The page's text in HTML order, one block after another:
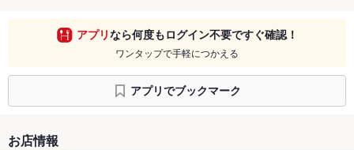
アプリなら何度もログイン不要ですぐ確認！
ワンタップで手軽につかえる
アプリでブックマーク
お店情報